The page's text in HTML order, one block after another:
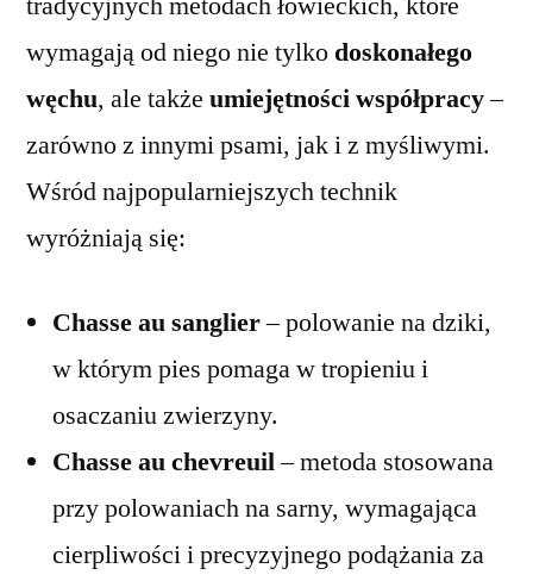
wymagają od niego nie tylko doskonałego
węchu, ale także umiejętności współpracy–
zarówno z innymi psami, jak i z myśliwymi.
Wśród najpopularniejszych technik
wyróżniają się:
Chasse au sanglier– polowanie na dziki,
w którym pies pomaga w tropieniu i
osaczaniu zwierzyny.
Chasse au chevreuil– metoda stosowana
przy polowaniach na sarny, wymagająca
cierpliwości i precyzyjnego podążania za